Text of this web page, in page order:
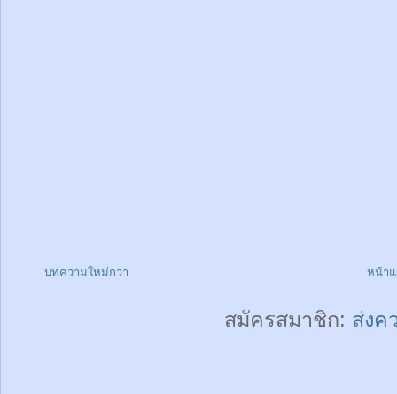
บทความใหม่กว่า หน้า
สมัครสมาชิก: ส่งค